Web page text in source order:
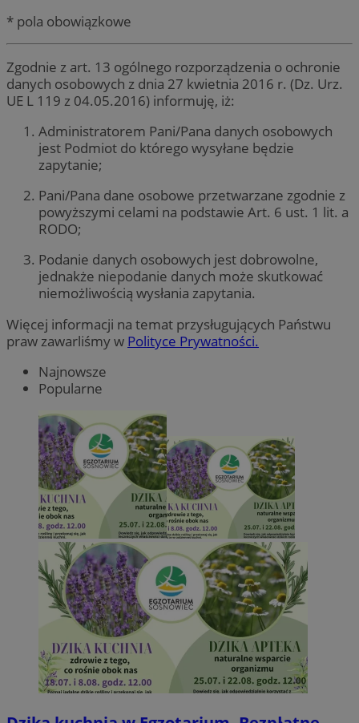
* pola obowiązkowe
Zgodnie z art. 13 ogólnego rozporządzenia o ochronie
danych osobowych z dnia 27 kwietnia 2016 r. (Dz. Urz.
UE L 119 z 04.05.2016) informuję, iż:
Administratorem Pani/Pana danych osobowych
jest Podmiot do którego wysyłane będzie
zapytanie;
Pani/Pana dane osobowe przetwarzane zgodnie z
powyższymi celami na podstawie Art. 6 ust. 1 lit. a
RODO;
Podanie danych osobowych jest dobrowolne,
jednakże niepodanie danych może skutkować
niemożliwością wysłania zapytania.
Więcej informacji na temat przysługujących Państwu
praw zawarliśmy w Polityce Prywatności.
Najnowsze
Popularne